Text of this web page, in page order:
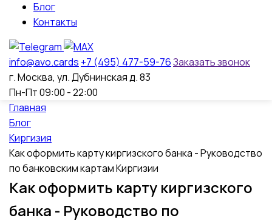
Блог
Контакты
info@avo.cards +7 (495) 477-59-76Заказать звонок
г. Москва, ул. Дубнинская д. 83
Пн-Пт 09:00 - 22:00
Главная
Блог
Киргизия
Как оформить карту киргизского банка - Руководство
по банковским картам Киргизии
Как оформить карту киргизского
банка - Руководство по